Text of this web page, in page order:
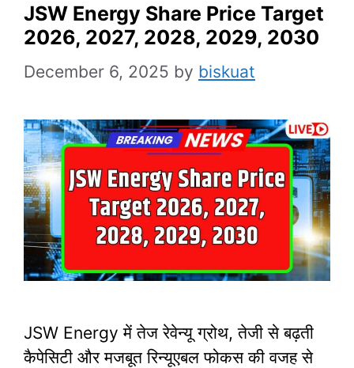
JSW Energy Share Price Target
2026, 2027, 2028, 2029, 2030
December 6, 2025 by biskuat
JSW Energy में तेज रेवेन्यू ग्रोथ, तेजी से बढ़ती
कैपेसिटी और मजबूत रिन्यूएबल फोकस की वजह से